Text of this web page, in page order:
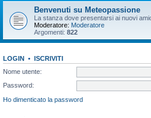
Benvenuti su Meteopassione
La stanza dove presentarsi ai nuovi
Moderatore: Moderatore
Argomenti: 822
LOGIN • ISCRIVITI
Nome utente:
Password:
Ho dimenticato la password